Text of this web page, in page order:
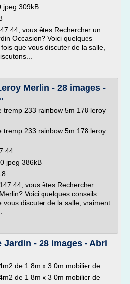
jpeg 309kB
vous êtes Rechercher un
Occasion? Voici quelques
que vous discuter de la salle,
Merlin - 28 images -
tremp 233 rainbow 5m 178 leroy
tremp 233 rainbow 5m 178 leroy
jpeg 386kB
vous êtes Rechercher
Voici quelques conseils
vous discuter de la salle, vraiment
Jardin - 28 images - Abri
de 1 8m x 3 0m mobilier de
de 1 8m x 3 0m mobilier de